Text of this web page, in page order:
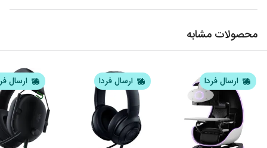
محصولات مشابه
ارسال فردا ارسال فردا ارسال